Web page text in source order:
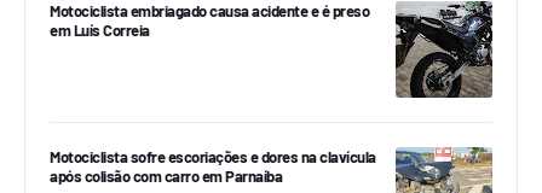
Motociclista embriagado causa acidente e é preso
em Luís Correia
Motociclista sofre escoriações e dores na clavícula
após colisão com carro em Parnaíba